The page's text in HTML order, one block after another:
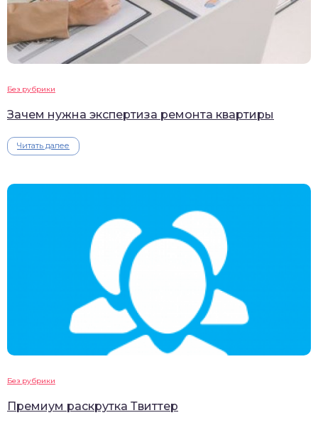
Без рубрики
Зачем нужна экспертиза ремонта квартиры
Читать далее
Без рубрики
Премиум раскрутка Твиттер